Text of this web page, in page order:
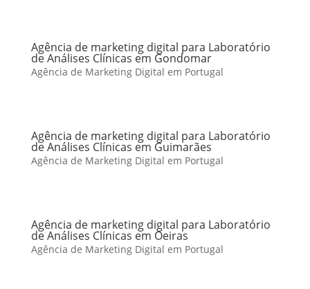
Agência de marketing digital para Laboratório
de Análises Clínicas em Gondomar
Agência de Marketing Digital em Portugal
Agência de marketing digital para Laboratório
de Análises Clínicas em Guimarães
Agência de Marketing Digital em Portugal
Agência de marketing digital para Laboratório
de Análises Clínicas em Oeiras
Agência de Marketing Digital em Portugal